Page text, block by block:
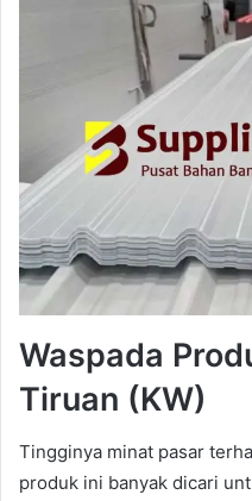
Waspada
Tiruan (KW)
Tingginya minat pasar
produk ini banyak dicari